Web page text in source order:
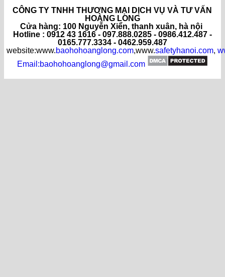
CÔNG TY TNHH THƯƠNG MẠI DỊCH VỤ VÀ TƯ VẤN
HOÀNG LONG
Cửa hàng: 100 Nguyễn Xiển, thanh xuân, hà nội
Hotline : 0912 43 1616 - 097.888.0285 - 0986.412.487 -
0165.777.3334 - 0462.959.487
website:www.baohohoanglong.com,www.safetyhanoi.com,
Email:baohohoanglong@gmail.com